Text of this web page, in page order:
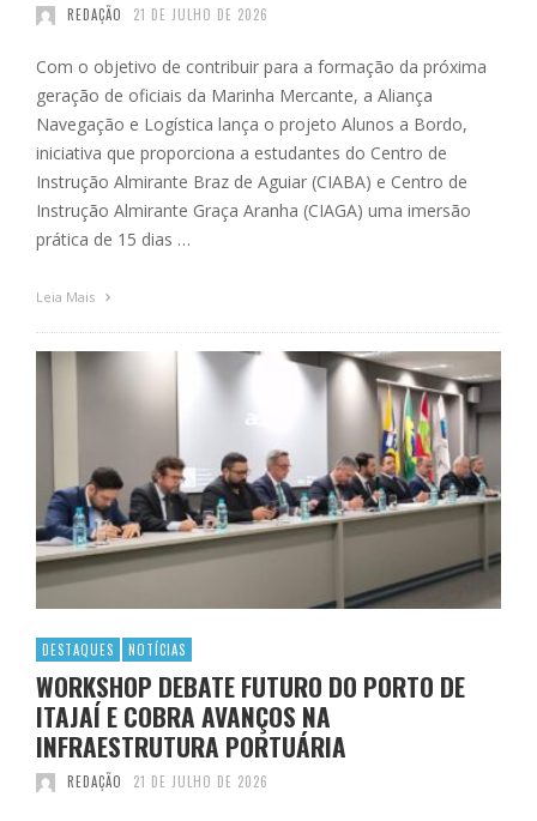
REDAÇÃO 21 DE JULHO DE 2026
Com o objetivo de contribuir para a formação da próxima
geração de oficiais da Marinha Mercante, a Aliança
Navegação e Logística lança o projeto Alunos a Bordo,
iniciativa que proporciona a estudantes do Centro de
Instrução Almirante Braz de Aguiar (CIABA) e Centro de
Instrução Almirante Graça Aranha (CIAGA) uma imersão
prática de 15 dias …
Leia Mais
DESTAQUES NOTÍCIAS
WORKSHOP DEBATE FUTURO DO PORTO DE
ITAJAÍ E COBRA AVANÇOS NA
INFRAESTRUTURA PORTUÁRIA
REDAÇÃO 21 DE JULHO DE 2026